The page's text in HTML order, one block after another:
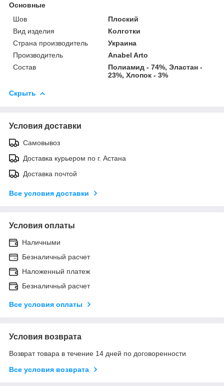
Основные
Шов
Плоский
Вид изделия
Колготки
Страна производитель
Украина
Производитель
Anabel Arto
Состав
Полиамид - 74%, Эластан -
23%, Хлопок - 3%
Скрыть
Условия доставки
Самовывоз
Доставка курьером по г. Астана
Доставка почтой
Все условия доставки
Условия оплаты
Наличными
Безналичный расчет
Наложенный платеж
Безналичный расчет
Все условия оплаты
Условия возврата
Возврат товара в течение 14 дней по договоренности
Все условия возврата